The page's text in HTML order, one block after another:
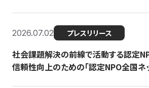
2026.07.02 プレスリリース
社会課題解決の前線で活動する認定
信頼性向上のための「認定NPO全国ネ